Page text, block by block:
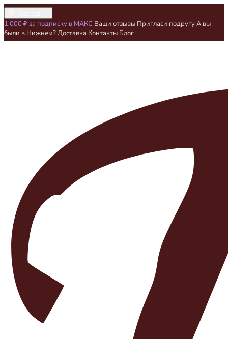
1 000 ₽ за подписку в МАКС Ваши отзывы Пригласи подругуА вы
были в Нижнем?Доставка Контакты Блог